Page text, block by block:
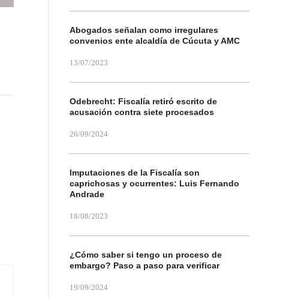
Abogados señalan como irregulares
convenios ente alcaldía de Cúcuta y AMC
13/07/2023
Odebrecht: Fiscalía retiró escrito de
acusación contra siete procesados
26/09/2024
Imputaciones de la Fiscalía son
caprichosas y ocurrentes: Luis Fernando
Andrade
18/08/2023
¿Cómo saber si tengo un proceso de
embargo? Paso a paso para verificar
19/09/2024